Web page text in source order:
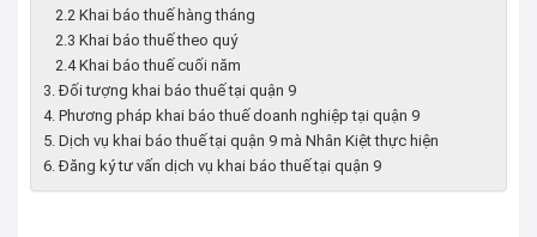
2.2 Khai báo thuế hàng tháng
2.3 Khai báo thuế theo quý
2.4 Khai báo thuế cuối năm
3. Đối tượng khai báo thuế tại quận 9
4. Phương pháp khai báo thuế doanh nghiệp tại quận 9
5. Dịch vụ khai báo thuế tại quận 9 mà Nhân Kiệt thực hiện
6. Đăng ký tư vấn dịch vụ khai báo thuế tại quận 9